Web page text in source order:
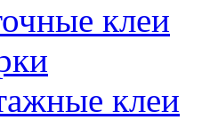
клеи
клеи